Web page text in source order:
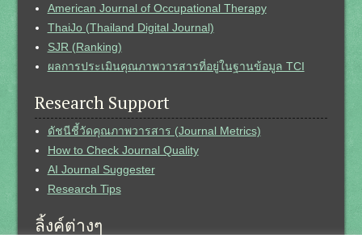
American Journal of Occupational Therapy
ThaiJo (Thailand Digital Journal)
SJR (Ranking)
ผลการประเมินคุณภาพวารสารที่อยู่ในฐานข้อมูล TCI
Research Support
ดัชนีชี้วัดคุณภาพวารสาร (Journal Metrics)
How to Check Journal Quality
AI Journal Suggester
Research Tips
ลิ้งค์ต่างๆ